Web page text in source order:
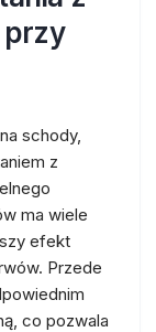
przy
schody,
z
ma wiele
efekt
Przede
co pozwala